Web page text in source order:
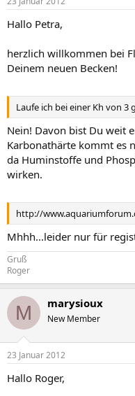
Hallo Petra,
herzlich willkommen bei
Deinem neuen Becken!
Laufe ich bei einer Kh von 3
Nein! Davon bist Du weit
Karbonathärte kommt es
da Huminstoffe und
wirken.
http://
Mhhh...leider nur für
Gruß
Roger
M marysioux
New Member
23 Januar 2012
Hallo Roger,